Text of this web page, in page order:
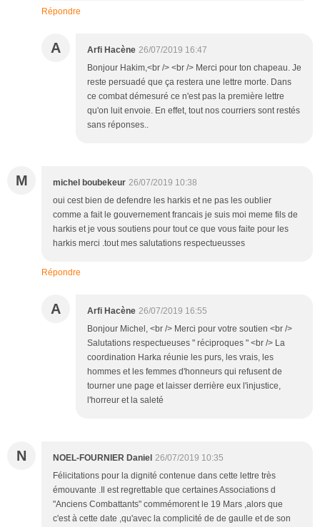
Répondre
A Arfi Hacène 26/07/2019 16:47
Bonjour Hakim,<br /> <br /> Merci pour ton chapeau. Je
reste persuadé que ça restera une lettre morte. Dans
ce combat démesuré ce n'est pas la première lettre
qu'on luit envoie. En effet, tout nos courriers sont restés
sans réponses..
M michel boubekeur 26/07/2019 10:38
oui cest bien de defendre les harkis et ne pas les oublier
comme a fait le gouvernement francais je suis moi meme fils de
harkis et je vous soutiens pour tout ce que vous faite pour les
harkis merci .tout mes salutations respectueusses
Répondre
A Arfi Hacène 26/07/2019 16:55
Bonjour Michel, <br /> Merci pour votre soutien <br />
Salutations respectueuses " réciproques " <br /> La
coordination Harka réunie les purs, les vrais, les
hommes et les femmes d'honneurs qui refusent de
tourner une page et laisser derrière eux l'injustice,
l'horreur et la saleté
N NOEL-FOURNIER Daniel 26/07/2019 10:35
Félicitations pour la dignité contenue dans cette lettre très
émouvante .Il est regrettable que certaines Associations d
"Anciens Combattants" commémorent le 19 Mars ,alors que
c'est à cette date ,qu'avec la complicité de de gaulle et de son